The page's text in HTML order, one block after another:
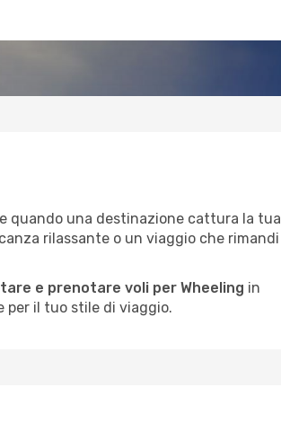
quando una destinazione cattura la tua
rilassante o un viaggio che rimandi
e prenotare voli per Wheeling in
per il tuo stile di viaggio.